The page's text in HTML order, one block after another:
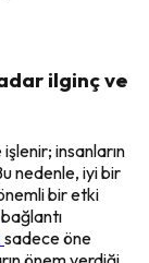
ilginç ve
insanların
nedenle, iyi bir
bir etki
sadece öne